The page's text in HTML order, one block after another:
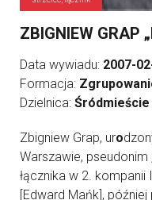
ZBIGNIEW GRAP
Data wywiadu: 2007-
Formacja:
Dzielnica: Śródmieście
Zbigniew Grap, uro
Warszawie, pseudonim
łącznika w 2. kompanii
[Edward Mańk],